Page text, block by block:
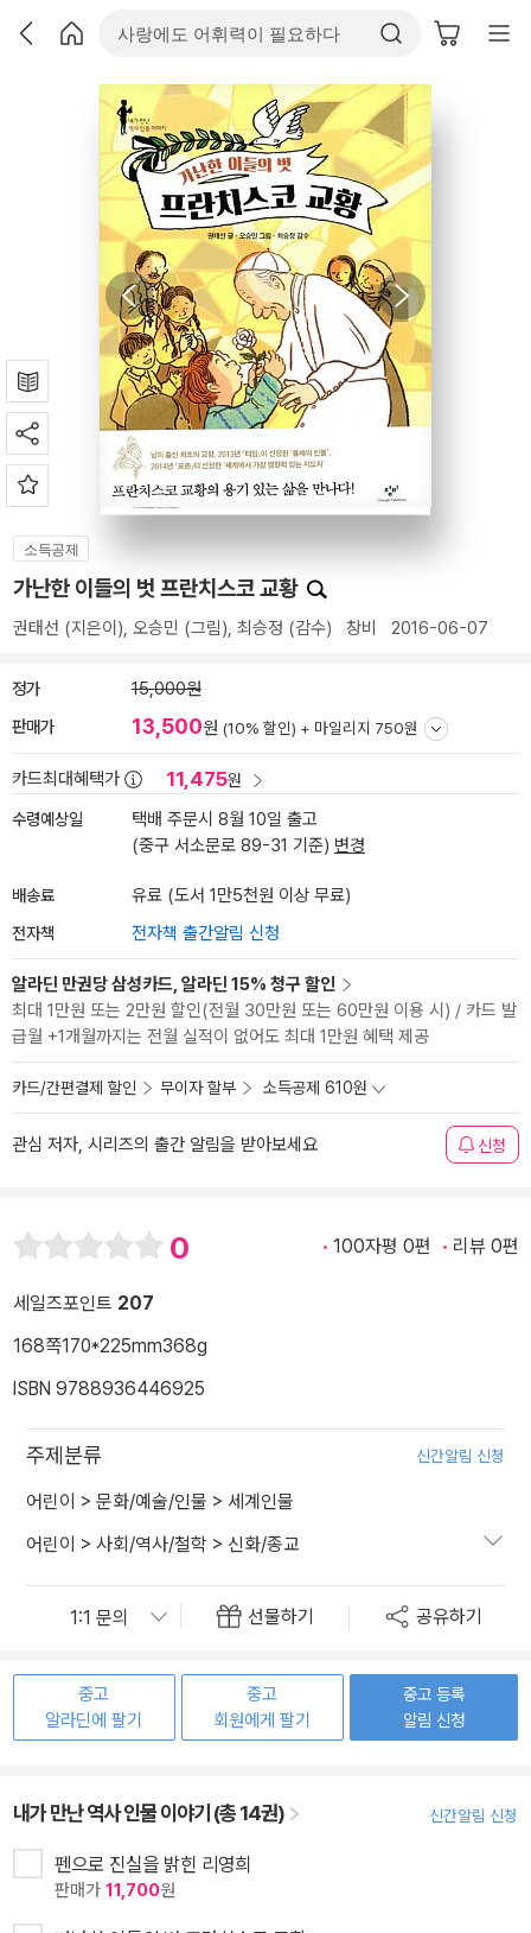
소득공제
가난한 이들의 벗 프란치스코 교황
권태선 (지은이), 오승민 (그림), 최승정 (감수) 창비 2016-06-07
정가 15,000원
판매가 13,500원 (10% 할인) + 마일리지 750원
카드최대혜택가 11,475원
수령예상일
택배 주문시 8월 10일 출고
(중구 서소문로 89-31 기준) 변경
배송료 유료 (도서 1만5천원 이상 무료)
전자책 전자책 출간알림 신청
알라딘 만권당 삼성카드, 알라딘 15% 청구 할인
최대 1만원 또는 2만원 할인(전월 30만원 또는 60만원 이용 시) / 카드 발
급월 +1개월까지는 전월 실적이 없어도 최대 1만원 혜택 제공
카드/간편결제 할인 무이자 할부 소득공제 610원
관심 저자, 시리즈의 출간 알림을 받아보세요 신청
0 100자평 0편 리뷰 0편
세일즈포인트 207
168쪽170*225mm368g
ISBN 9788936446925
주제분류 신간알림 신청
어린이 > 문화/예술/인물 > 세계인물
어린이 > 사회/역사/철학 > 신화/종교
선물하기 공유하기
중고
알라딘에 팔기
중고
회원에게 팔기
중고 등록
알림 신청
내가 만난 역사 인물 이야기 (총 14권) 신간알림 신청
펜으로 진실을 밝힌 리영희
판매가 11,700원